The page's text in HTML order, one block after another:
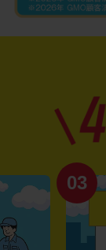
03